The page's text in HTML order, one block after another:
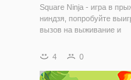
Square Ninja - игра в
ниндзя, попробуйте
вызов на выживание и
Когда вы станете
многими игровыми
4 0